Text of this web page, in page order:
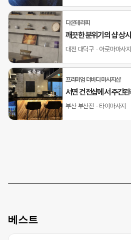
다온테라피
깨끗한 분위기의 샵 상
대전 대덕구 아로마마사지
프리미엄 더바디 마사지샵
서면 건전샵에서 주간
부산 부산진 타이마사지
베스트